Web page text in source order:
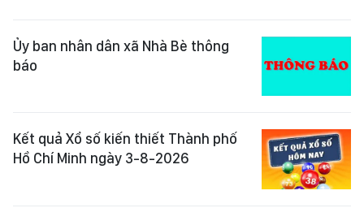
Ủy ban nhân dân xã Nhà Bè thông
báo
Kết quả Xổ số kiến thiết Thành phố
Hồ Chí Minh ngày 3-8-2026